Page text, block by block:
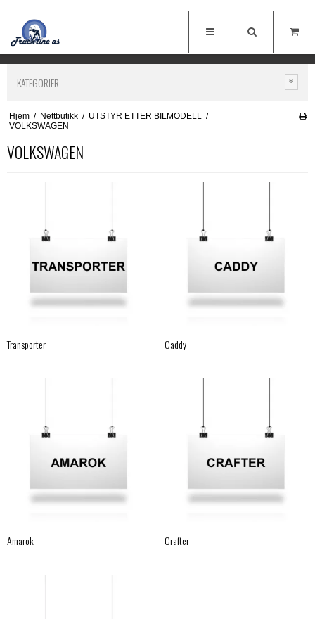
KATEGORIER
Hjem / Nettbutikk / UTSTYR ETTER BILMODELL /
VOLKSWAGEN
VOLKSWAGEN
Transporter Caddy
Amarok Crafter